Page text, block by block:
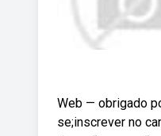
Web — obrigado
se;inscrever no